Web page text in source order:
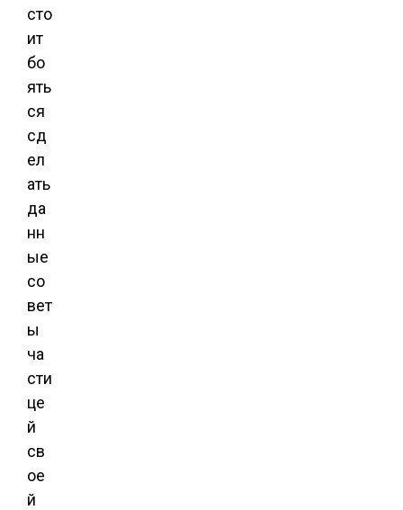
сто
ит
бо
ять
ся
сд
ел
ать
да
нн
ые
со
вет
ы
ча
сти
це
й
св
ое
й